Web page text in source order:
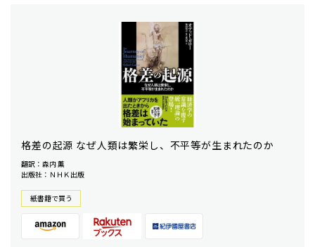
格差の起源 なぜ人類は繁栄し、不平等が生まれたのか
翻訳：森内 薫
出版社：ＮＨＫ出版
紙書籍で買う